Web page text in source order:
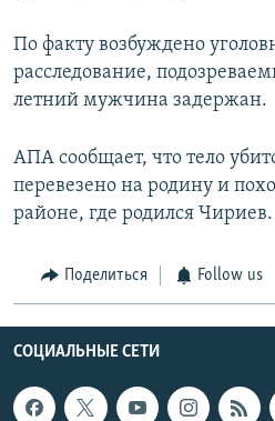
По факту возбуждено
расследование,
летний мужчина задержан.
АПА сообщает, что тело
перевезено на родину и
районе, где родился Чириев.
Поделиться Follow us
СОЦИАЛЬНЫЕ СЕТИ